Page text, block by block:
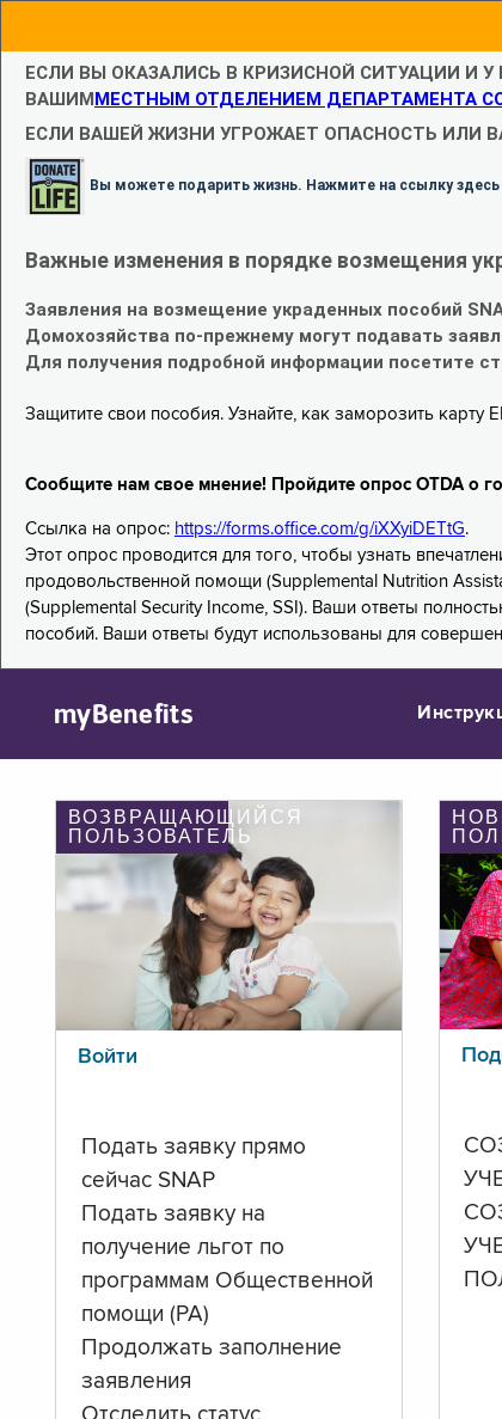
ЕСЛИ ВЫ ОКАЗАЛИСЬ В КРИЗИСНОЙ СИТУАЦИИ И
ВАШИММЕСТНЫМ ОТДЕЛЕНИЕМ ДЕПАРТАМЕНТА
ЕСЛИ ВАШЕЙ ЖИЗНИ УГРОЖАЕТ ОПАСНОСТЬ ИЛИ
Вы можете подарить жизнь. Нажмите на ссылку
Важные изменения в порядке возмещения
Заявления на возмещение украденных пособий
Домохозяйства по-прежнему могут подавать
Для получения подробной информации посетите
Защитите свои пособия. Узнайте, как заморозить карту
Сообщите нам свое мнение! Пройдите опрос OTDA о
Ссылка на опрос: https://forms.office.com/g/iXXyiDETtG.
Этот опрос проводится для того, чтобы узнать
продовольственной помощи (Supplemental Nutrition
(Supplemental Security Income, SSI). Ваши ответы
пособий. Ваши ответы будут использованы для
myBenefits
ВОЗВРАЩАЮЩИЙСЯ
ПОЛЬЗОВАТЕЛЬ
Войти
Подать заявку прямо
сейчас SNAP
Подать заявку на
получение льгот по
программам Общественной
помощи (PA)
Продолжать заполнение
заявления